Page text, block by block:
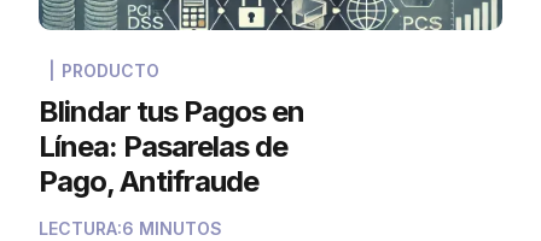
PRODUCTO
Blindar tus Pagos en
Línea: Pasarelas de
Pago, Antifraude
Avanzado y 3D Secure
LECTURA:6 MINUTOS